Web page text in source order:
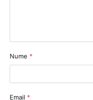
Nume *
Email *